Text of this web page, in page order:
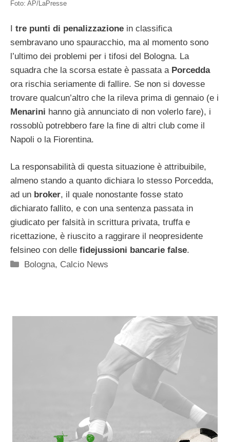
Foto: AP/LaPresse
I tre punti di penalizzazione in classifica
sembravano uno spauracchio, ma al momento sono
l’ultimo dei problemi per i tifosi del Bologna. La
squadra che la scorsa estate è passata a Porcedda
ora rischia seriamente di fallire. Se non si dovesse
trovare qualcun’altro che la rileva prima di gennaio (e i
Menarini hanno già annunciato di non volerlo fare), i
rossoblù potrebbero fare la fine di altri club come il
Napoli o la Fiorentina.
La responsabilità di questa situazione è attribuibile,
almeno stando a quanto dichiara lo stesso Porcedda,
ad un broker, il quale nonostante fosse stato
dichiarato fallito, e con una sentenza passata in
giudicato per falsità in scrittura privata, truffa e
ricettazione, è riuscito a raggirare il neopresidente
felsineo con delle fidejussioni bancarie false.
Categorie
Bologna, Calcio News